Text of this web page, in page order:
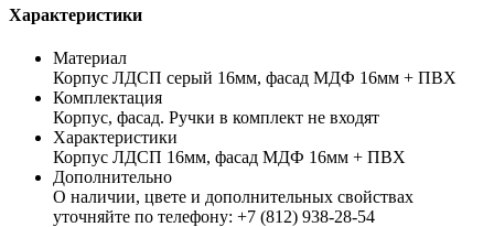
Характеристики
Материал
Корпус ЛДСП серый 16мм, фасад МДФ 16мм + ПВХ
Комплектация
Корпус, фасад. Ручки в комплект не входят
Характеристики
Корпус ЛДСП 16мм, фасад МДФ 16мм + ПВХ
Дополнительно
О наличии, цвете и дополнительных свойствах
уточняйте по телефону: +7 (812) 938-28-54